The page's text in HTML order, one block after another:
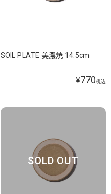
SOIL PLATE 美濃焼 14.5cm
¥770税込
SOLD OUT